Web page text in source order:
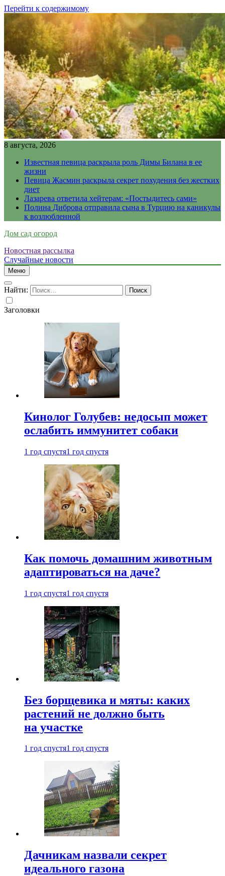
Перейти к содержимому
8 августа, 2026
Известная певица раскрыла роль Димы Билана в ее
жизни
Певица Жасмин раскрыла секрет похудения без жестких
диет
Лазарева ответила хейтерам: «Постыдитесь сами»
Полина Диброва отправила сына в Турцию на каникулы
к возлюбленной
Дом сад огород
Новостная рассылка
Случайные новости
Меню
Найти:
Заголовки
Кинолог Голубев: недосып может
ослабить иммунитет собаки
1 год спустя1 год спустя
Как помочь домашним животным
адаптироваться на даче?
1 год спустя1 год спустя
Без борщевика и мяты: каких
растений не должно быть
на участке
1 год спустя1 год спустя
Дачникам назвали секрет
идеального газона